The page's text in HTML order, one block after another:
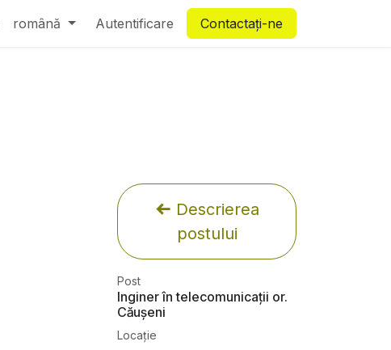
română Autentificare Contactați-ne
Descrierea
postului
Post
Inginer în telecomunicații or.
Căușeni
Locație